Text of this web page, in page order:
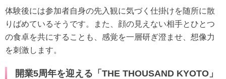
体験後には参加者自身の先入観に気づく仕掛けを随所に散
りばめているそうです。また、顔の見えない相手とひとつ
の食卓を共にすることも、感覚を一層研ぎ澄ませ、想像力
を刺激します。
開業5周年を迎える「THE THOUSAND KYOTO」